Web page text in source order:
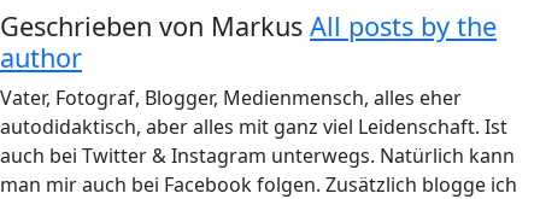
Geschrieben von Markus All posts by the
author
Vater, Fotograf, Blogger, Medienmensch, alles eher
autodidaktisch, aber alles mit ganz viel Leidenschaft. Ist
auch bei Twitter & Instagram unterwegs. Natürlich kann
man mir auch bei Facebook folgen. Zusätzlich blogge ich